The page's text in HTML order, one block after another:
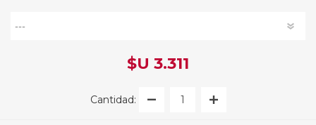
$U 3.311
Cantidad: